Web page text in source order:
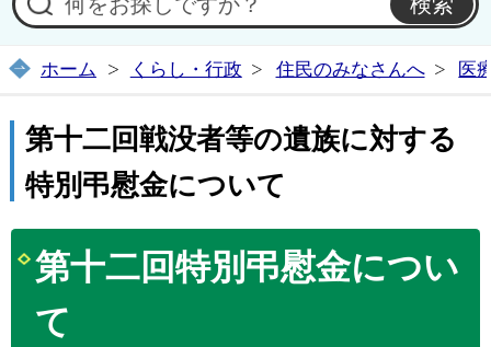
ホーム くらし・行政 住民のみなさんへ 医
第十二回戦没者等の遺族に対する
特別弔慰金について
第十二回特別弔慰金につい
て